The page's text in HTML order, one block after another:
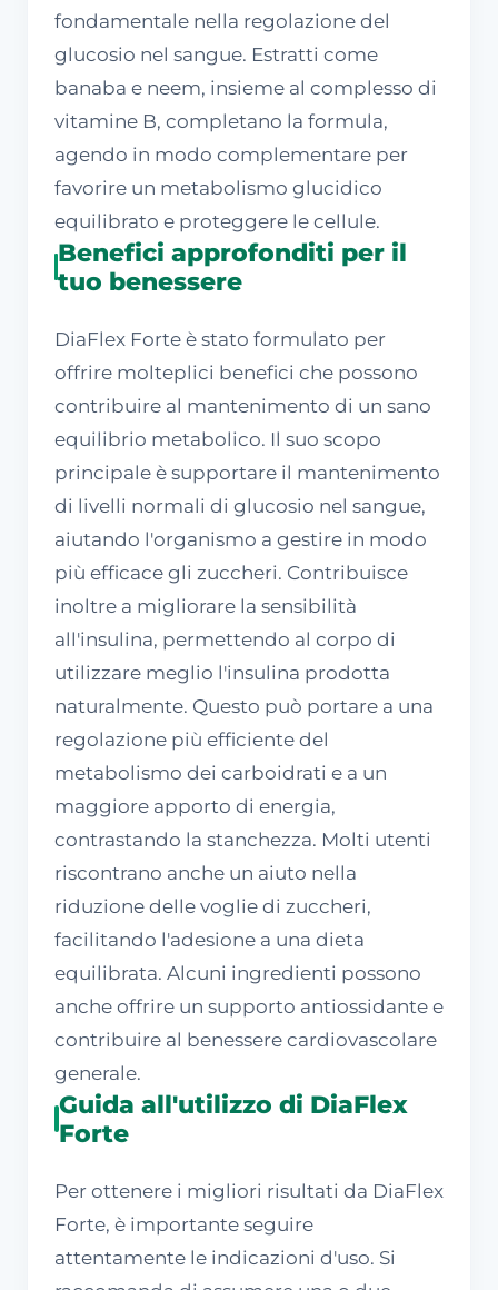
fondamentale nella regolazione del
glucosio nel sangue. Estratti come
banaba e neem, insieme al complesso di
vitamine B, completano la formula,
agendo in modo complementare per
favorire un metabolismo glucidico
equilibrato e proteggere le cellule.
Benefici approfonditi per il
tuo benessere
DiaFlex Forte è stato formulato per
offrire molteplici benefici che possono
contribuire al mantenimento di un sano
equilibrio metabolico. Il suo scopo
principale è supportare il mantenimento
di livelli normali di glucosio nel sangue,
aiutando l'organismo a gestire in modo
più efficace gli zuccheri. Contribuisce
inoltre a migliorare la sensibilità
all'insulina, permettendo al corpo di
utilizzare meglio l'insulina prodotta
naturalmente. Questo può portare a una
regolazione più efficiente del
metabolismo dei carboidrati e a un
maggiore apporto di energia,
contrastando la stanchezza. Molti utenti
riscontrano anche un aiuto nella
riduzione delle voglie di zuccheri,
facilitando l'adesione a una dieta
equilibrata. Alcuni ingredienti possono
anche offrire un supporto antiossidante e
contribuire al benessere cardiovascolare
generale.
Guida all'utilizzo di DiaFlex
Forte
Per ottenere i migliori risultati da DiaFlex
Forte, è importante seguire
attentamente le indicazioni d'uso. Si